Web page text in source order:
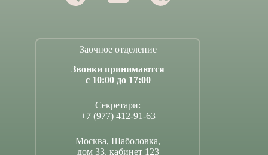
Заочное отделение
Звонки принимаются
с 10:00 до 17:00
Секретари:
+7 (977) 412-91-63
Москва, Шаболовка,
дом 33, кабинет 123